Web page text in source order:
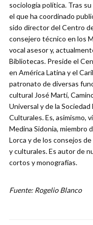
sociología política. Tras
el que ha coordinado
sido director del Centro
consejero técnico en los
vocal asesor y,
Bibliotecas. Preside el
en América Latina y el
patronato de diversas
cultural José Martí,
Universal y de la
Culturales. Es, asimismo,
Medina Sidonia, miembro
Lorca y de los consejos
y culturales. Es autor de
cortos y monografías.
Fuente: Rogelio Blanco